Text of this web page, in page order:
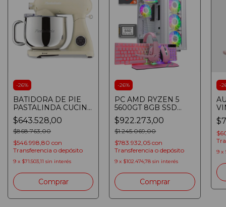
-26%
BATIDORA DE PIE
PASTALINDA CUCINA
PLANETARIA CREMA
BOWL 8 LITROS 1200
W
$643.528,00
$868.763,00
$546.998,80 con
Transferencia o depósito
9 x $71.503,11 sin interés
-26%
PC AMD RYZEN 5
5600GT 8GB SSD
480GB
TECLADO/MOUSE/
600W GAMER
BLANCA
$922.273,00
$1.245.069,00
$783.932,05con
Transferencia o depósito
9 x $102.474,78 sin interés
-
9 x